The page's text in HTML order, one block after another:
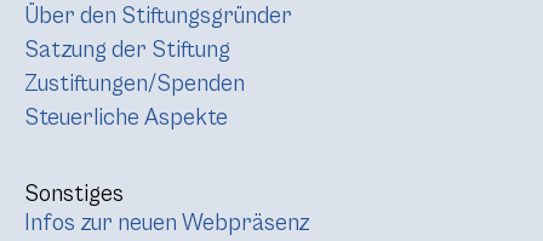
Über den Stiftungsgründer
Satzung der Stiftung
Zustiftungen/Spenden
Steuerliche Aspekte
Sonstiges
Infos zur neuen Webpräsenz